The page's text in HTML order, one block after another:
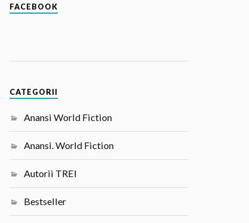
FACEBOOK
CATEGORII
Anansi World Fiction
Anansi. World Fiction
Autorii TREI
Bestseller